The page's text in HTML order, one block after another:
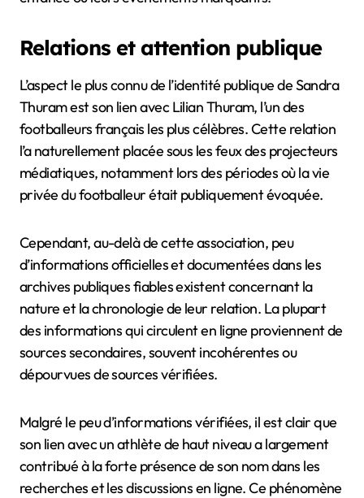
Relations et attention publique
L’aspect le plus connu de l’identité publique de Sandra
Thuram est son lien avec Lilian Thuram, l’un des
footballeurs français les plus célèbres. Cette relation
l’a naturellement placée sous les feux des projecteurs
médiatiques, notamment lors des périodes où la vie
privée du footballeur était publiquement évoquée.
Cependant, au-delà de cette association, peu
d’informations officielles et documentées dans les
archives publiques fiables existent concernant la
nature et la chronologie de leur relation. La plupart
des informations qui circulent en ligne proviennent de
sources secondaires, souvent incohérentes ou
dépourvues de sources vérifiées.
Malgré le peu d’informations vérifiées, il est clair que
son lien avec un athlète de haut niveau a largement
contribué à la forte présence de son nom dans les
recherches et les discussions en ligne. Ce phénomène